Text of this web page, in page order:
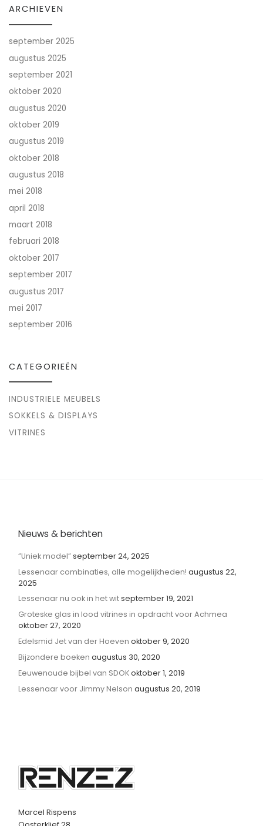
ARCHIEVEN
september 2025
augustus 2025
september 2021
oktober 2020
augustus 2020
oktober 2019
augustus 2019
oktober 2018
augustus 2018
mei 2018
april 2018
maart 2018
februari 2018
oktober 2017
september 2017
augustus 2017
mei 2017
september 2016
CATEGORIEËN
INDUSTRIELE MEUBELS
SOKKELS & DISPLAYS
VITRINES
Nieuws & berichten
”Uniek model”september 24, 2025
Lessenaar combinaties, alle mogelijkheden! augustus 22,
2025
Lessenaar nu ook in het witseptember 19, 2021
Groteske glas in lood vitrines in opdracht voor Achmea
oktober 27, 2020
Edelsmid Jet van der Hoeven oktober 9, 2020
Bijzondere boeken augustus 30, 2020
Eeuwenoude bijbel van SDOKoktober 1, 2019
Lessenaar voor Jimmy Nelson augustus 20, 2019
Marcel Rispens